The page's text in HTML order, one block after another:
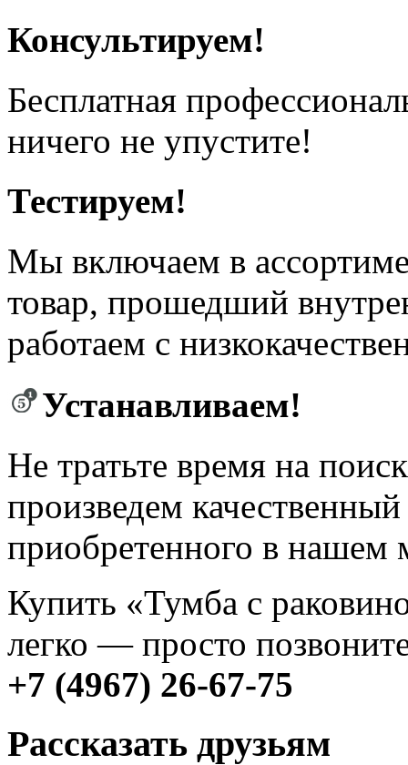
Консультируем!
Бесплатная
ничего не упустите!
Тестируем!
Мы включаем в
товар, прошедший
работаем с
Устанавливаем!
Не тратьте время на
произведем
приобретенного в нашем
Купить «Тумба с
легко — просто
+7 (4967) 26-67-75
Рассказать друзьям